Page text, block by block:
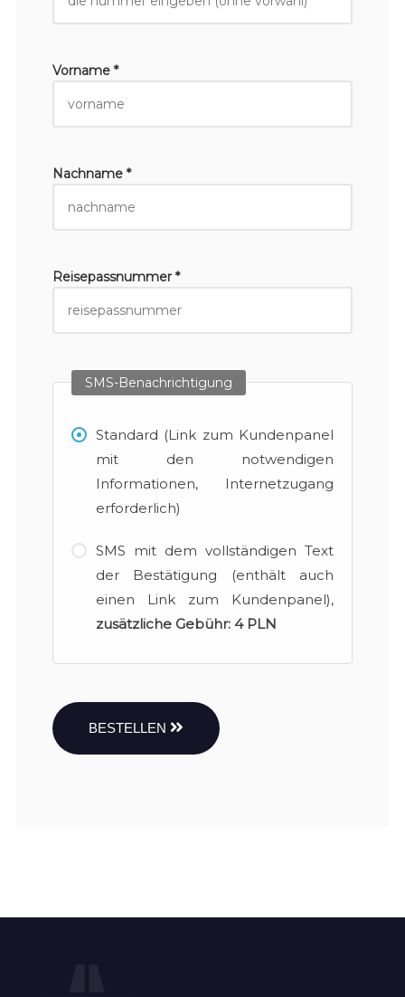
Vorname *
Nachname *
Reisepassnummer *
SMS-Benachrichtigung
Standard (Link zum Kundenpanel
mit den notwendigen
Informationen, Internetzugang
erforderlich)
SMS mit dem vollständigen Text
der Bestätigung (enthält auch
einen Link zum Kundenpanel),
zusätzliche Gebühr: 4 PLN
BESTELLEN